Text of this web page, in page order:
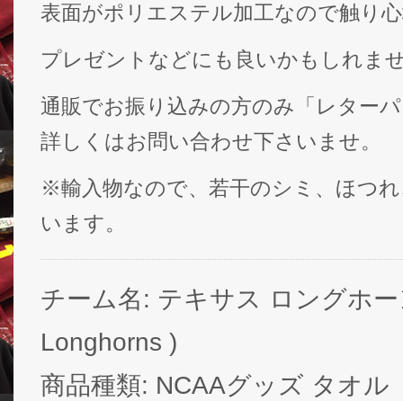
表面がポリエステル加工なので触り
プレゼントなどにも良いかもしれま
通販でお振り込みの方のみ「レター
詳しくはお問い合わせ下さいませ。
※輸入物なので、若干のシミ、ほつ
います。
チーム名: テキサス ロングホ
Longhorns )
商品種類: NCAAグッズ タオル